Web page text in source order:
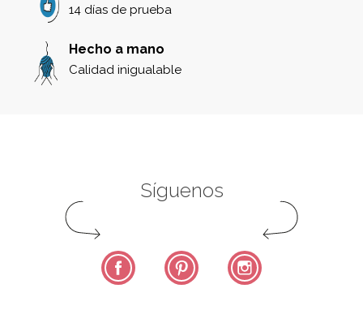
14 días de prueba
Hecho a mano
Calidad inigualable
Síguenos
Facebook Pinterest